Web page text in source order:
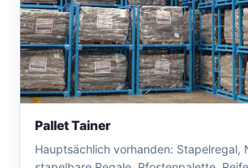
Pallet Tainer
Hauptsächlich vorhanden: Stapelregal,